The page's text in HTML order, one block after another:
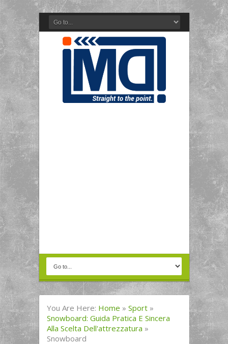
You Are Here: Home » Sport »
Snowboard: Guida Pratica E Sincera
Alla Scelta Dell'attrezzatura »
Snowboard